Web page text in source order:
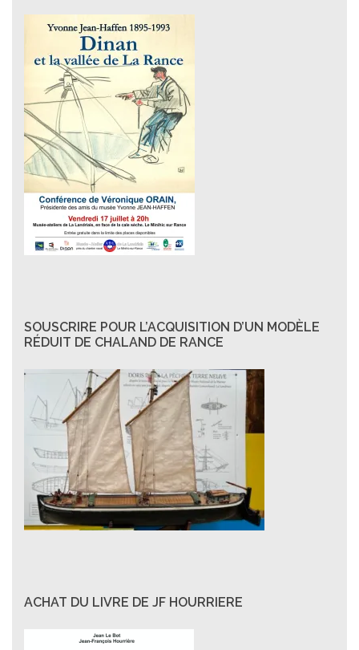
SOUSCRIRE POUR L’ACQUISITION D’UN MODÈLE
RÉDUIT DE CHALAND DE RANCE
ACHAT DU LIVRE DE JF HOURRIERE